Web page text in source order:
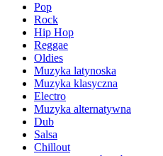
Pop
Rock
Hip Hop
Reggae
Oldies
Muzyka latynoska
Muzyka klasyczna
Electro
Muzyka alternatywna
Dub
Salsa
Chillout